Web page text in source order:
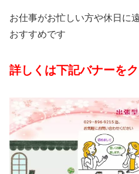
お仕事がお忙しい方や休日に
おすすめです
詳しくは下記バナーを